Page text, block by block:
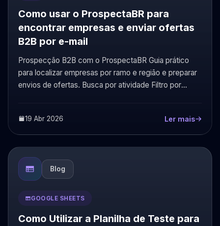
Como usar o ProspectaBR para
encontrar empresas e enviar ofertas
B2B por e-mail
Prospecção B2B com o ProspectaBR Guia prático
para localizar empresas por ramo e região e preparar
envios de ofertas. Busca por atividade Filtro por
19 Abr 2026 Ler mais
Blog
GOOGLE SHEETS
Como Utilizar a Planilha de Teste para